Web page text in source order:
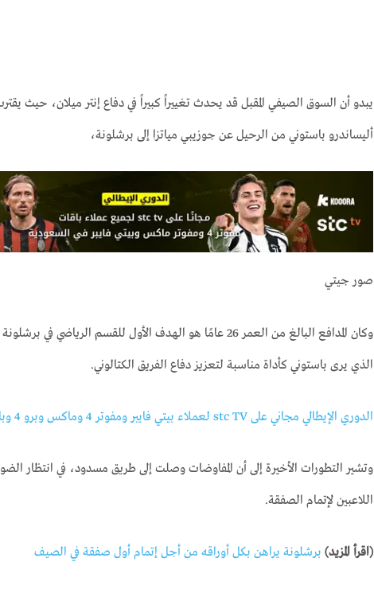
يبدو أن السوق الصيفي المقبل قد يحدث تغييراً كبيراً في دفاع إنتر ميلان، حيث
أليساندرو باستوني من الرحيل عن جوزيبي مياتزا إلى برشلونة، ​​​​​​​​​​​​​​​​​​​​​​​​​​​​​​​​​​​​​​​​​​​​​​​
صور جيتي
وكان المدافع البالغ من العمر 26 عامًا هو الهدف الأول للقسم الرياضي
الذي يرى باستوني كأداة مناسبة لتعزيز دفاع الفريق الكتالوني.
الدوري الإيطالي مجاني على stc TV لعملاء بيتي فايبر ومفوتر 4 وماكس وبرو 4 وباقة 5
وتشير التطورات الأخيرة إلى أن المفاوضات وصلت إلى طريق مسدود، في انتظار
اللاعبين لإتمام الصفقة.
(اقرأ المزيد) برشلونة يراهن بكل أوراقه من أجل إتمام أول صفقة في الصيف